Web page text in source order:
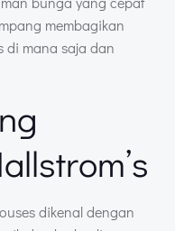
membagikan
di mana saja dan
dikenal dengan